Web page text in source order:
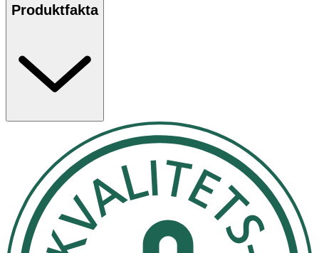
Receptförslag på glögg
och blanda med 1,5 dl socker. Värm i kastrull. Smaken kan
fördjupas genom att tillsätta små mängder apelsinarom,
vanilj etc.
Innehåll
Extrakt av kardemumma, kanel, kryddnejlika,
pomeransskal och ingefära. Alkohol 44% vol.
Produktfakta